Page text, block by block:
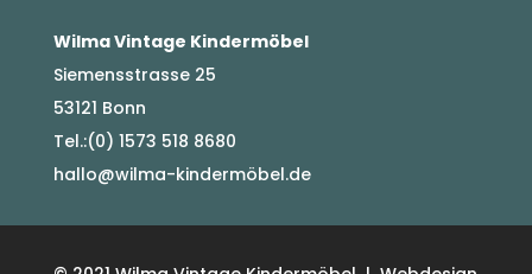
Wilma Vintage Kindermöbel
Siemensstrasse 25
53121 Bonn
Tel.:(0) 1573 518 8680
hallo@wilma-kindermöbel.de